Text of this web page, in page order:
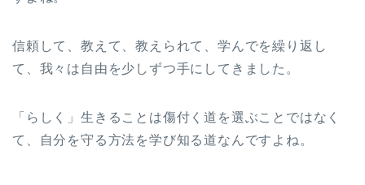
信頼して、教えて、教えられて、学んでを繰り返し
て、我々は自由を少しずつ手にしてきました。
「らしく」生きることは傷付く道を選ぶことではなく
て、自分を守る方法を学び知る道なんですよね。